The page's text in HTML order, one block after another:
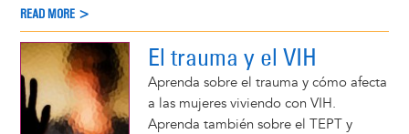
READ MORE >
El trauma y el VIH
Aprenda sobre el trauma y cómo afecta
a las mujeres viviendo con VIH.
Aprenda también sobre el TEPT y